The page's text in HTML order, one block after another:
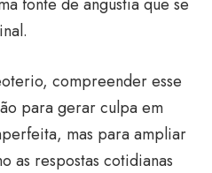
compreender esse
para gerar culpa em
mas para ampliar
as respostas cotidianas